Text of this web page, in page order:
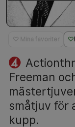
♡ Mina favoriter
Freeman
småtjuv för
kupp.